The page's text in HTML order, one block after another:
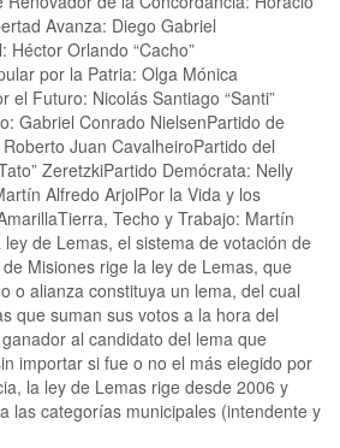
Avanza: Diego Gabriel
Héctor Orlando “Cacho”
por la Patria: Olga Mónica
el Futuro: Nicolás Santiago “Santi”
Gabriel Conrado NielsenPartido de
Juan CavalheiroPartido del
ZeretzkiPartido Demócrata: Nelly
Alfredo ArjolPor la Vida y los
Techo y Trabajo: Martín
de Lemas, el sistema de votación de
Misiones rige la ley de Lemas, que
o alianza constituya un lema, del cual
que suman sus votos a la hora del
al candidato del lema que
importar si fue o no el más elegido por
la ley de Lemas rige desde 2006 y
las categorías municipales (intendente y